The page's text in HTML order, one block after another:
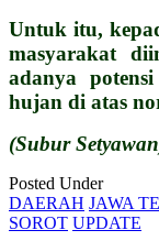
Untuk itu,
masyarakat
adanya
hujan di atas
(Subur
Posted Under
DAERAH JAWA
SOROT UPDATE